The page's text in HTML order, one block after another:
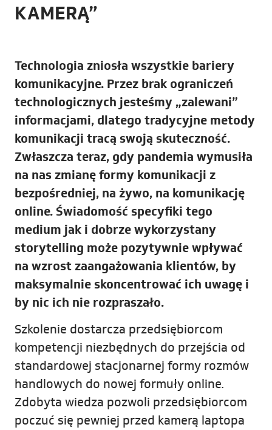
KAMERĄ”
Technologia zniosła wszystkie bariery
komunikacyjne. Przez brak ograniczeń
technologicznych jesteśmy „zalewani”
informacjami, dlatego tradycyjne metody
komunikacji tracą swoją skuteczność.
Zwłaszcza teraz, gdy pandemia wymusiła
na nas zmianę formy komunikacji z
bezpośredniej, na żywo, na komunikację
online. Świadomość specyfiki tego
medium jak i dobrze wykorzystany
storytelling może pozytywnie wpływać
na wzrost zaangażowania klientów, by
maksymalnie skoncentrować ich uwagę i
by nic ich nie rozpraszało.
Szkolenie dostarcza przedsiębiorcom
kompetencji niezbędnych do przejścia od
standardowej stacjonarnej formy rozmów
handlowych do nowej formuły online.
Zdobyta wiedza pozwoli przedsiębiorcom
poczuć się pewniej przed kamerą laptopa